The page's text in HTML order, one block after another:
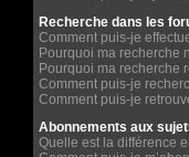
Recherche dans les
Comment puis-je
Pourquoi ma recherche
Pourquoi ma recherche
Comment puis-je
Comment puis-je
Abonnements aux
Quelle est la différence